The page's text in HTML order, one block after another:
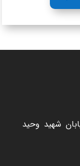
شهید وحید